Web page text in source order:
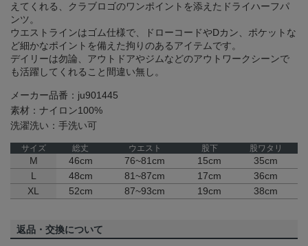
えてくれる、クラブロゴのワンポイントを添えたドライハーフパ
ンツ。
ウエストラインはゴム仕様で、ドローコードやDカン、ポケットな
ど細かなポイントを備えた拘りのあるアイテムです。
デイリーは勿論、アウトドアやジムなどのアウトワークシーンで
も活躍してくれること間違い無し。
メーカー品番：ju901445
素材：ナイロン100%
洗濯洗い：手洗い可
サイズ 総丈 ウエスト 股下 股ワタリ
M 46cm 76~81cm 15cm
35cm
L
48cm 81~87cm 17cm
36cm
XL
52cm 87~93cm 19cm 38cm
返品・交換について